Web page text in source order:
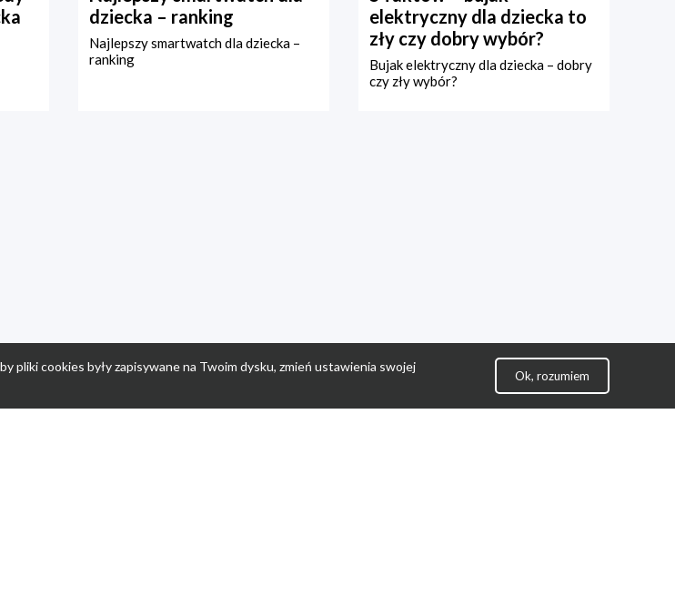
dziecka – ranking
Najlepszy smartwatch dla dziecka –
ranking
elektryczny dla dziecka to
zły czy dobry wybór?
Bujak elektryczny dla dziecka – dobry
czy zły wybór?
pliki cookies były zapisywane na Twoim dysku, zmień ustawienia swojej
Ok, rozumiem